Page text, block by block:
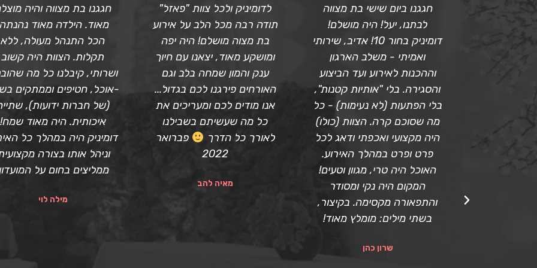
מצווה, היה
חגגנו ביום שישי בת מצווה
לבתנו, יעל! היה מושלם!
דומיניק בחור 10! אדיב, שירותי
ואמיתי - משלב הארגון
וההכנות לאירוע ועד הביצוע
והסגירה. בלי "אותיות קטנות",
בלי הפתעות (לא נעימות) - כל
מה שסוכם קרה. הצוות (כולו)
היה מקצועי ואכפתי ודאג לכל
פרט ופרט במהלך האירוע.
האוכל היה טרי, מגוון וטעים!
המקום היה נקי ומסודר
והתפאורה מקסימה. בקיצור,
בשתי מילים: מומלץ מאוד!
שרון כהן
לדומיניק ולכל צוות "פאזל"
תודה רבה מכל הלב על אירוע
בת מצוה מושלם! היה יפה
ומושקע מאוד, יצאנו עם חיוך
ענק והמון שמחה בלב וגם
האורחים פירגנו לכם בגדול...
אנו מודים לכם ומעריכים את
כל מה שעשיתם בשבילנו
לאורך כל הדרך
פברואר
2022
מאיה להב
חגגנו בת מצווה והיה
מאוד. הילדה מאוד
הכל התנהל מעולה, ללא
תקלות. הצוות היה קשוב
ושרותי, קיבלנו כל מה
-אוכל, חטיפים וממתקים
(של חברות ידועות),
איכותית. היה מאוד שמח!
דומיניק היה במהלך כל
וניהל אותו בצורה
ממליצים בחום על
מילה לוי